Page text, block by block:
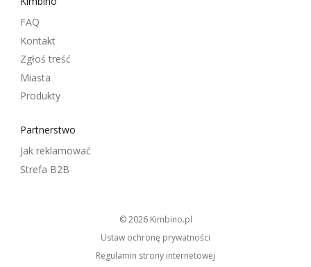
FAQ
Kontakt
Zgłoś treść
Miasta
Produkty
Partnerstwo
Jak reklamować
Strefa B2B
© 2026 kimbino.pl
Ustaw ochronę prywatności
Regulamin strony internetowej